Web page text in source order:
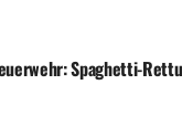
Spaghetti-